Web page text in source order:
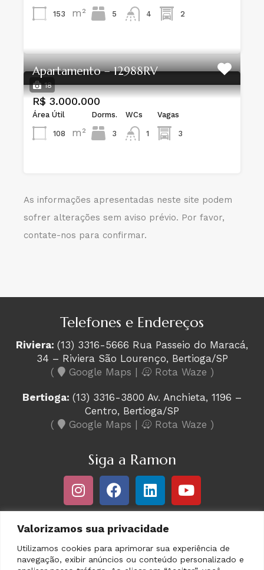
Valorizamos sua privacidade
Utilizamos cookies para aprimorar sua experiência de
navegação, exibir anúncios ou conteúdo personalizado e
5 4
153 m² 2
18
Apartamento – 12988RV
R$ 3.000.000
Dorms.
3
WCs
1
Área Útil
108 m²
Vagas
3
As informações apresentadas neste site podem
sofrer alterações sem aviso prévio. Por favor,
contate-nos para confirmar.
Telefones e Endereços
Riviera: (13) 3316-5666 Rua Passeio do Maracá,
34 – Riviera São Lourenço, Bertioga/SP
(
Google Maps | Rota Waze )
Bertioga: (13) 3316-3800 Av. Anchieta, 1196 –
Centro, Bertioga/SP
(
Google Maps | Rota Waze )
Siga a Ramon
desenvolvido por: